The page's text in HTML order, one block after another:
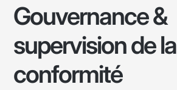
Gouvernance &
supervision de la
conformité